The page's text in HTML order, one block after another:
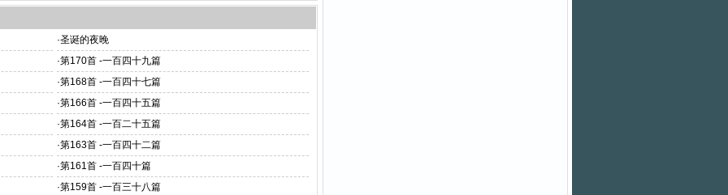
·圣诞的夜晚
·第170首 -一百四十九篇
·第168首 -一百四十七篇
·第166首 -一百四十五篇
·第164首 -一百二十五篇
·第163首 -一百四十二篇
·第161首 -一百四十篇
·第159首 -一百三十八篇